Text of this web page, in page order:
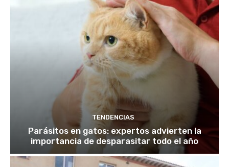
TENDENCIAS
Parásitos en gatos: expertos advierten la
importancia de desparasitar todo el año